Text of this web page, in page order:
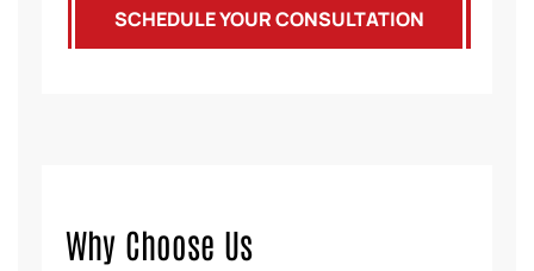
SCHEDULE YOUR CONSULTATION
Why Choose Us